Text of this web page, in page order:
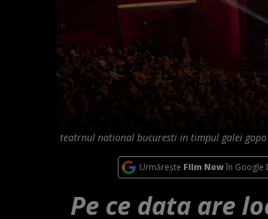
teatrnul national bucuresti in timpul galei
Urmărește Film Nowîn Google
Pe ce data are